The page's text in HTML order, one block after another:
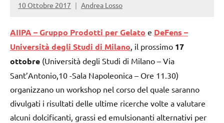
10 Ottobre 2017 Andrea Losso
AIIPA – Gruppo Prodotti per Gelato e DeFens –
Università degli Studi di Milano, il prossimo 17
ottobre (Università degli Studi di Milano – Via
Sant’Antonio,10 -Sala Napoleonica – Ore 11.30)
organizzano un workshop nel corso del quale saranno
divulgati i risultati delle ultime ricerche volte a valutare
alcuni dolcificanti, grassi ed emulsionanti alternativi per